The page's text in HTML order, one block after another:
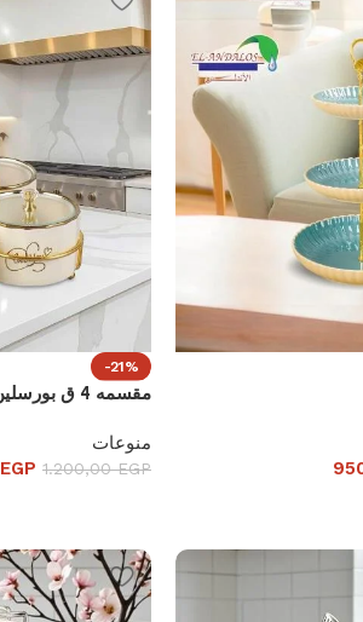
-21%
مقسمه 4 ق بورسلين رقم 15
منوعات
1.200,00EGP
EGP